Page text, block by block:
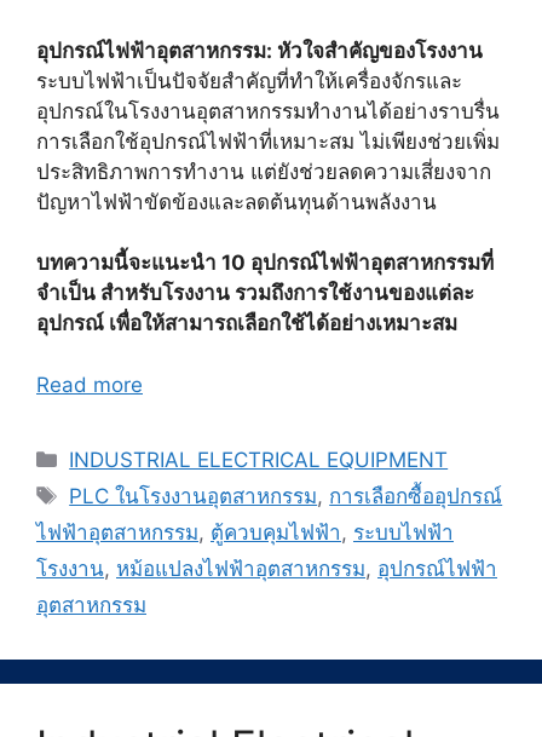
อุปกรณ์ไฟฟ้าอุตสาหกรรม: หัวใจสำคัญของโรงงาน
ระบบไฟฟ้าเป็นปัจจัยสำคัญที่ทำให้เครื่องจักรและ
อุปกรณ์ในโรงงานอุตสาหกรรมทำงานได้อย่างราบรื่น
การเลือกใช้อุปกรณ์ไฟฟ้าที่เหมาะสม ไม่เพียงช่วยเพิ่ม
ประสิทธิภาพการทำงาน แต่ยังช่วยลดความเสี่ยงจาก
ปัญหาไฟฟ้าขัดข้องและลดต้นทุนด้านพลังงาน
บทความนี้จะแนะนำ 10 อุปกรณ์ไฟฟ้าอุตสาหกรรมที่
จำเป็น สำหรับโรงงาน รวมถึงการใช้งานของแต่ละ
อุปกรณ์ เพื่อให้สามารถเลือกใช้ได้อย่างเหมาะสม
Read more
Categories
INDUSTRIAL ELECTRICAL EQUIPMENT
Tags
PLC ในโรงงานอุตสาหกรรม, การเลือกซื้ออุปกรณ์
ไฟฟ้าอุตสาหกรรม, ตู้ควบคุมไฟฟ้า , ระบบไฟฟ้า
โรงงาน, หม้อแปลงไฟฟ้าอุตสาหกรรม, อุปกรณ์ไฟฟ้า
อุตสาหกรรม